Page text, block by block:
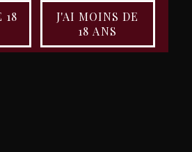
18
J'AI MOINS DE
18 ANS